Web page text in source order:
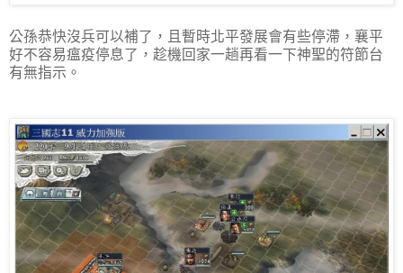
公孫恭快沒兵可以補了，且暫時北平發展會有些停滯，襄平
好不容易瘟疫停息了，趁機回家一趟再看一下神聖的符節台
有無指示。